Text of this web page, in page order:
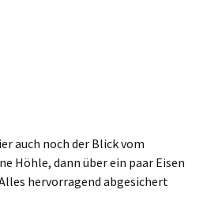
An- und Aussichten gibt es hier